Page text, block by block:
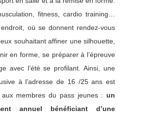
fitness, cardio training…
où se donnent rendez-vous
souhaitant affiner une silhouette,
en forme, se préparer à l’épreuve
avec l’été se profilant. Ainsi, une
à l’adresse de 16 /25 ans est
aux membres du pass jeunes : un
annuel bénéficiant d’une